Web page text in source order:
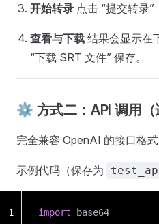
开始转录 点击 “提交转录”
查看与下载 结果会显示在
“下载 SRT 文件” 保存。
⚙️ 方式二：API 调用（
完全兼容 OpenAI 的接口格式
示例代码（保存为
import base64
1